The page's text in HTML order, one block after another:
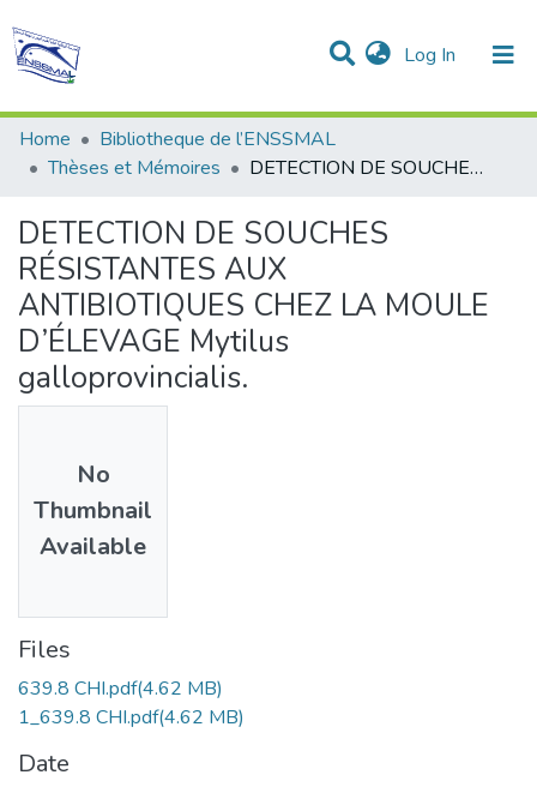
Log In (current)
Communities & Collections
Statistics
All of DSpace
Home
Bibliotheque de l’ENSSMAL
Thèses et Mémoires
DETECTION DE SOUCHES RÉSISTANTES AUX ANTIBIOTIQUES CHEZ LA MOULE D’ÉLEVAGE Mytilus galloprovincialis.
DETECTION DE SOUCHES
RÉSISTANTES AUX
ANTIBIOTIQUES CHEZ LA MOULE
D’ÉLEVAGE Mytilus
galloprovincialis.
No
Thumbnail
Available
Files
639.8 CHI.pdf(4.62 MB)
1_639.8 CHI.pdf(4.62 MB)
Date